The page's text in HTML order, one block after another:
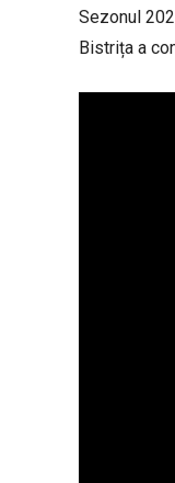
Sezonul
Bistrița a